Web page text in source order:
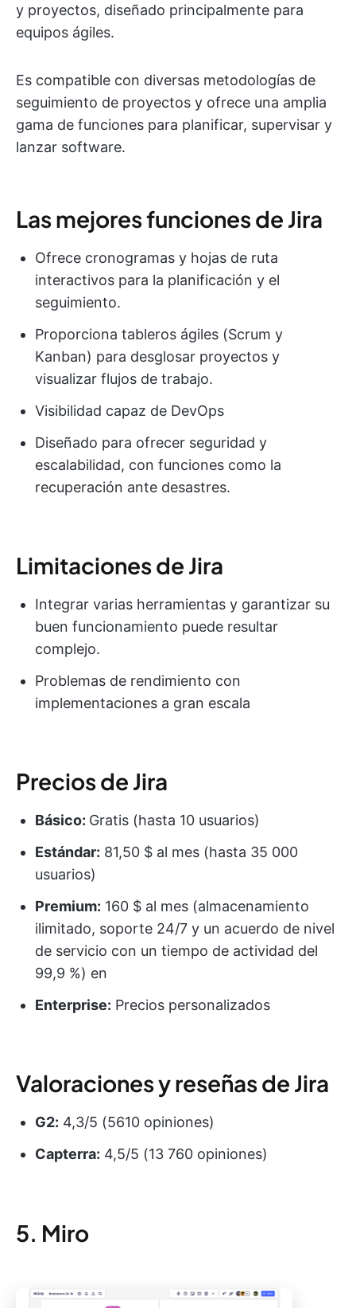
y proyectos, diseñado principalmente para
equipos ágiles.
Es compatible con diversas metodologías de
seguimiento de proyectos y ofrece una amplia
gama de funciones para planificar, supervisar y
lanzar software.
Las mejores funciones de Jira
Ofrece cronogramas y hojas de ruta
interactivos para la planificación y el
seguimiento.
Proporciona tableros ágiles (Scrum y
Kanban) para desglosar proyectos y
visualizar flujos de trabajo.
Visibilidad capaz de DevOps
Diseñado para ofrecer seguridad y
escalabilidad, con funciones como la
recuperación ante desastres.
Limitaciones de Jira
Integrar varias herramientas y garantizar su
buen funcionamiento puede resultar
complejo.
Problemas de rendimiento con
implementaciones a gran escala
Precios de Jira
Básico: Gratis (hasta 10 usuarios)
Estándar: 81,50 $ al mes (hasta 35 000
usuarios)
Premium: 160 $ al mes (almacenamiento
ilimitado, soporte 24/7 y un acuerdo de nivel
de servicio con un tiempo de actividad del
99,9 %) en
Enterprise: Precios personalizados
Valoraciones y reseñas de Jira
G2: 4,3/5 (5610 opiniones)
Capterra: 4,5/5 (13 760 opiniones)
5. Miro